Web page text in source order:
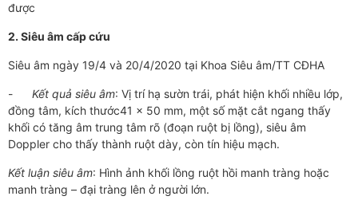
được
2. Siêu âm cấp cứu
Siêu âm ngày 19/4 và 20/4/2020 tại Khoa Siêu âm/TT CĐHA
- Kết quả siêu âm: Vị trí hạ sườn trái, phát hiện khối nhiều lớp,
đồng tâm, kích thước41 x 50 mm, một số mặt cắt ngang thấy
khối có tăng âm trung tâm rõ (đoạn ruột bị lồng), siêu âm
Doppler cho thấy thành ruột dày, còn tín hiệu mạch.
Kết luận siêu âm: Hình ảnh khối lồng ruột hồi manh tràng hoặc
manh tràng – đại tràng lên ở người lớn.